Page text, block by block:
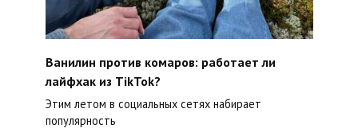
Ванилин против комаров: работает ли
лайфхак из TikTok?
Этим летом в социальных сетях набирает
популярность